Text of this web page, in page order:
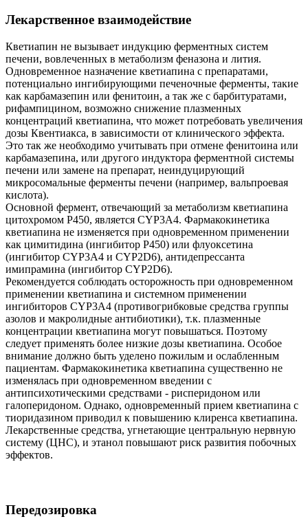
Лекарственное взаимодействие
Кветиапин не вызывает индукцию ферментных систем
печени, вовлеченных в метаболизм феназона и лития.
Одновременное назначение кветиапина с препаратами,
потенциально ингибирующими печеночные ферменты, такие
как карбамазепин или фенитоин, а так же с барбитуратами,
рифампицином, возможно снижение плазменных
концентраций кветиапина, что может потребовать увеличения
дозы Квентиакса, в зависимости от клинического эффекта.
Это так же необходимо учитывать при отмене фенитоина или
карбамазепина, или другого индуктора ферментной системы
печени или замене на препарат, неиндуцирующий
микросомальные ферменты печени (например, вальпроевая
кислота).
Основной фермент, отвечающий за метаболизм кветиапина
цитохромом Р450, является CYP3A4. Фармакокинетика
кветиапина не изменяется при одновременном применении
как цимитидина (ингибитор Р450) или флуоксетина
(ингибитор CYP3A4 и CYP2D6), антидепрессанта
имипрамина (ингибитор CYP2D6).
Рекомендуется соблюдать осторожность при одновременном
применении кветиапина и системном применении
ингибиторов CYP3A4 (противогрибковые средства группы
азолов и макролидные антибиотики), т.к. плазменные
концентрации кветиапина могут повышаться. Поэтому
следует применять более низкие дозы кветиапина. Особое
внимание должно быть уделено пожилым и ослабленным
пациентам. Фармакокинетика кветиапина существенно не
изменялась при одновременном введении с
антипсихотическими средствами - рисперидоном или
галоперидоном. Однако, одновременный прием кветиапина с
тиоридазином приводил к повышению клиренса кветиапина.
Лекарственные средства, угнетающие центральную нервную
систему (ЦНС), и этанол повышают риск развития побочных
эффектов.
Передозировка